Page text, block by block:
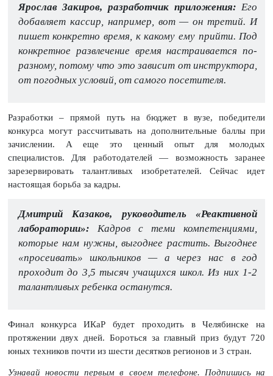
Ярослав Закиров, разработчик приложения: Его
добавляет кассир, например, вот — он третий. И
пишет конкретно время, к какому ему прийти. Под
конкретное развлечение время настраивается по-
разному, потому что это зависит от инструктора,
от погодных условий, от самого посетителя.
Разработки – прямой путь на бюджет в вузе, победители
конкурса могут рассчитывать на дополнительные баллы при
зачислении. А еще это ценный опыт для молодых
специалистов. Для работодателей — возможность заранее
зарезервировать талантливых изобретателей. Сейчас идет
настоящая борьба за кадры.
Дмитрий Казаков, руководитель «Реактивной
лаборатории»: Кадров с теми компетенциями,
которые нам нужны, выгоднее растить. Выгоднее
«просеивать» школьников — а через нас в год
проходит до 3,5 тысяч учащихся школ. Из них 1-2
талантливых ребенка останутся.
Финал конкурса ИКаР будет проходить в Челябинске на
протяжении двух дней. Бороться за главный приз будут 720
юных техников почти из шести десятков регионов и 3 стран.
Узнавай новости первым в своем телефоне. Подпишись на